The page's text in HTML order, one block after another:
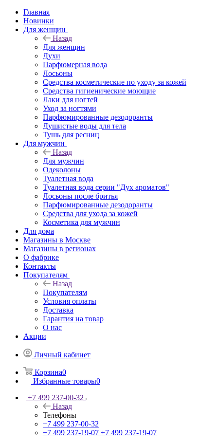
Главная
Новинки
Для женщин
Назад
Для женщин
Духи
Парфюмерная вода
Лосьоны
Средства косметические по уходу за кожей
Средства гигиенические моющие
Лаки для ногтей
Уход за ногтями
Парфюмированные дезодоранты
Душистые воды для тела
Тушь для ресниц
Для мужчин
Назад
Для мужчин
Одеколоны
Туалетная вода
Туалетная вода серии "Дух ароматов"
Лосьоны после бритья
Парфюмированные дезодоранты
Средства для ухода за кожей
Косметика для мужчин
Для дома
Магазины в Москве
Магазины в регионах
О фабрике
Контакты
Покупателям
Назад
Покупателям
Условия оплаты
Доставка
Гарантия на товар
О нас
Акции
Личный кабинет
Корзина0
Избранные товары0
+7 499 237-00-32
Назад
Телефоны
+7 499 237-00-32
+7 499 237-19-07 +7 499 237-19-07